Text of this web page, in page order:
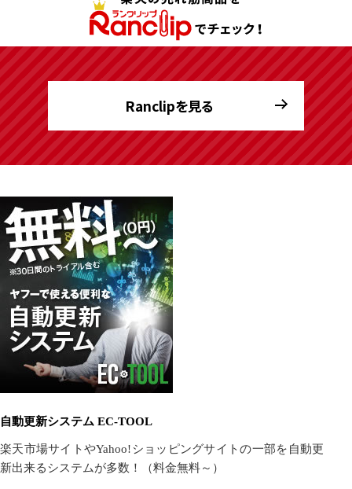
Ranclipを見る
自動更新システム EC-TOOL
楽天市場サイトやYahoo!ショッピングサイトの一部を自動更
新出来るシステムが多数！（料金無料～）